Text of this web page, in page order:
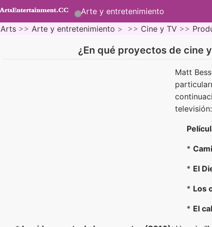
Arte y entretenimiento
Arts >> Arte y entretenimiento > >> Cine y TV >>
¿En qué proyectos de cine
Matt
televisión:
*
* El
* Los
* El